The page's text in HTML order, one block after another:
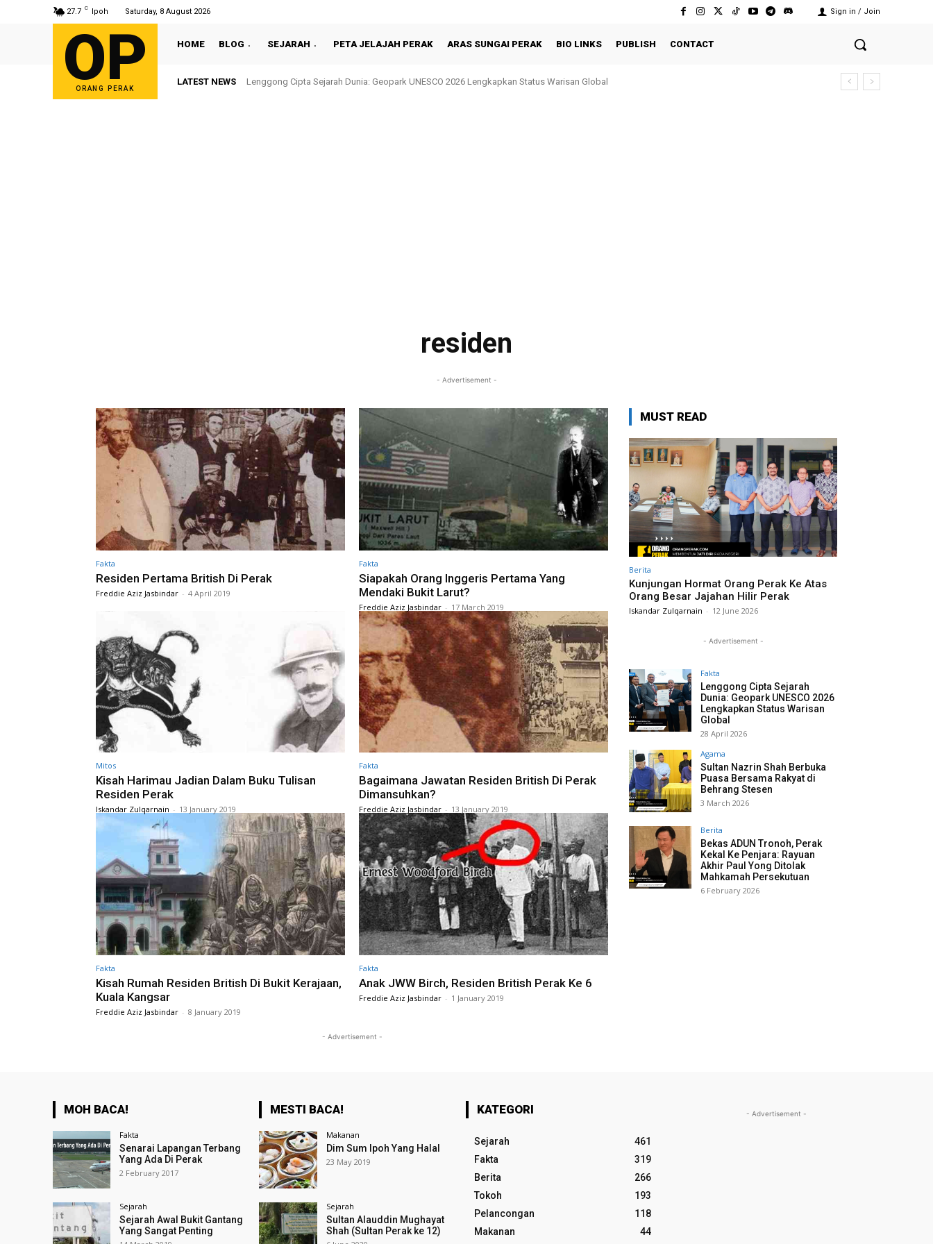
27.7 C Ipoh Saturday, 8 August 2026 Sign in / Join
OP
ORANG PERAK
HOME BLOG SEJARAH PETA JELAJAH PERAK ARAS SUNGAI PERAK BIO LINKS PUBLISH CONTACT
LATEST NEWS Lenggong Cipta Sejarah Dunia: Geopark UNESCO 2026 Lengkapkan Status Warisan Global
Sultan Nazrin Shah Berbuka Puasa Bersama Rakyat di Behrang Stesen
residen
- Advertisement -
Fakta
Residen Pertama British Di Perak
Freddie Aziz Jasbindar - 4 April 2019
Fakta
Siapakah Orang Inggeris Pertama Yang
Mendaki Bukit Larut?
Freddie Aziz Jasbindar - 17 March 2019
Mitos
Kisah Harimau Jadian Dalam Buku Tulisan
Residen Perak
Iskandar Zulqarnain - 13 January 2019
Fakta
Bagaimana Jawatan Residen British Di Perak
Dimansuhkan?
Freddie Aziz Jasbindar - 13 January 2019
Fakta
Kisah Rumah Residen British Di Bukit Kerajaan,
Kuala Kangsar
Freddie Aziz Jasbindar - 8 January 2019
Fakta
Anak JWW Birch, Residen British Perak Ke 6
Freddie Aziz Jasbindar - 1 January 2019
- Advertisement -
MUST READ
Berita
Kunjungan Hormat Orang Perak Ke Atas
Orang Besar Jajahan Hilir Perak
Iskandar Zulqarnain - 12 June 2026
- Advertisement -
Fakta
Lenggong Cipta Sejarah
Dunia: Geopark UNESCO 2026
Lengkapkan Status Warisan
Global
28 April 2026
Agama
Sultan Nazrin Shah Berbuka
Puasa Bersama Rakyat di
Behrang Stesen
3 March 2026
Berita
Bekas ADUN Tronoh, Perak
Kekal Ke Penjara: Rayuan
Akhir Paul Yong Ditolak
Mahkamah Persekutuan
6 February 2026
MOH BACA!
Fakta
Senarai Lapangan Terbang
Yang Ada Di Perak
2 February 2017
Sejarah
Sejarah Awal Bukit Gantang
Yang Sangat Penting
MESTI BACA!
Makanan
Dim Sum Ipoh Yang Halal
23 May 2019
Sejarah
Sultan Alauddin Mughayat
Shah (Sultan Perak ke 12)
KATEGORI
Sejarah
461
Fakta
319
Berita
266
Tokoh
193
Pelancongan
118
Makanan
44
- Advertisement -